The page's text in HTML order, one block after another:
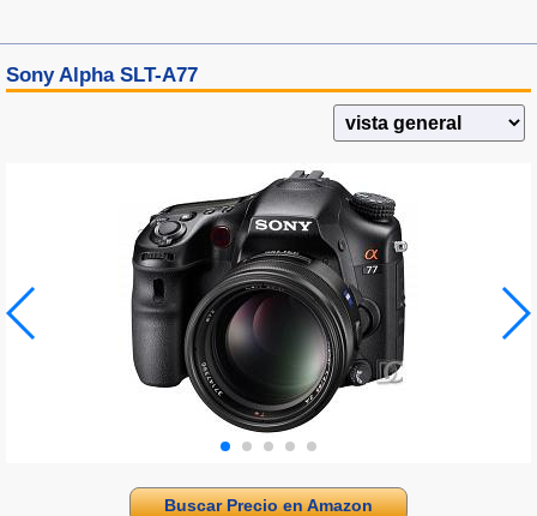
Sony Alpha SLT-A77
Buscar Precio en Amazon